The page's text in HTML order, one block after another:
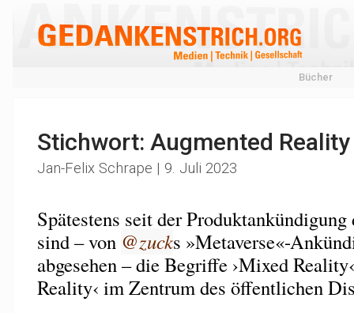
Bücher
Stichwort: Augmented Reality
Jan-Felix Schrape | 9. Juli 2023
Spätestens seit der
sind – von @zucks »Metaverse«-
abgesehen – die Begriffe ›Mixed
Reality‹ im Zentrum des öffentlichen